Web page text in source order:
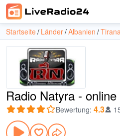
Startseite Länder Albanien
Radio Natyra -
Bewertung: 4.3